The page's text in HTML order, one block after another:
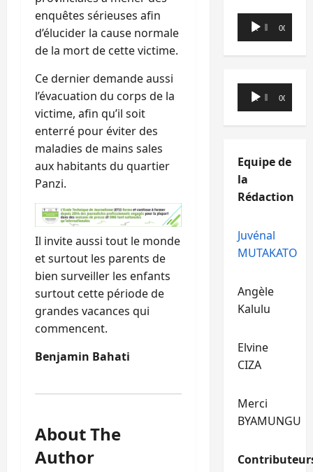
enquêtes sérieuses afin
d’élucider la cause normale
de la mort de cette victime.
Ce dernier demande aussi
l’évacuation du corps de la
victime, afin qu’il soit
enterré pour éviter des
maladies de mains sales
aux habitants du quartier
Panzi.
Il invite aussi tout le monde
et surtout les parents de
bien surveiller les enfants
surtout cette période de
grandes vacances qui
commencent.
Benjamin Bahati
About The
Author
Lecteur
audio
00:00 00:00
Lecteur
audio
00:00 00:00
Equipe de
la
Rédaction
Juvénal
MUTAKATO
Angèle
Kalulu
Elvine
CIZA
Merci
BYAMUNGU